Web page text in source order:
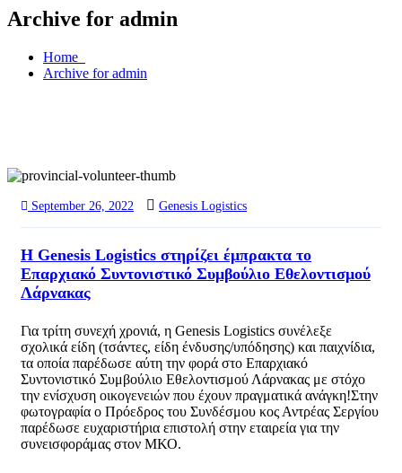
Archive for admin
Home
Archive for admin
September 26, 2022 Genesis Logistics
Η Genesis Logistics στηρίζει έμπρακτα το
Επαρχιακό Συντονιστικό Συμβούλιο Εθελοντισμού
Λάρνακας
Για τρίτη συνεχή χρονιά, η Genesis Logistics συνέλεξε
σχολικά είδη (τσάντες, είδη ένδυσης/υπόδησης) και παιχνίδια,
τα οποία παρέδωσε αύτη την φορά στο Επαρχιακό
Συντονιστικό Συμβούλιο Εθελοντισμού Λάρνακας με στόχο
την ενίσχυση οικογενειών που έχουν πραγματικά ανάγκη!Στην
φωτογραφία ο Πρόεδρος του Συνδέσμου κος Αντρέας Σεργίου
παρέδωσε ευχαριστήρια επιστολή στην εταιρεία για την
συνεισφοράμας στον ΜΚΟ.